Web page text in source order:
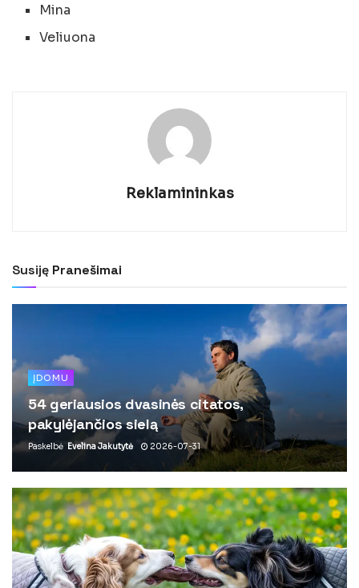
Mina
Veliuona
Reklamininkas
Susiję Pranešimai
ĮDOMU
54 geriausios dvasinės citatos,
pakylėjančios sielą
Paskelbė Evelina Jakutytė 2026-07-31